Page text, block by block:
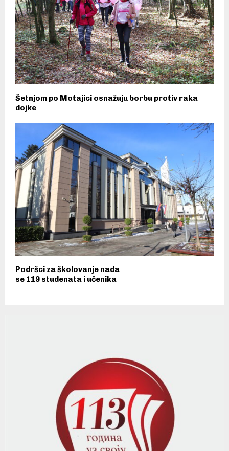
Šetnjom po Motajici osnažuju borbu protiv raka
dojke
Podršci za školovanje nada
se 119 studenata i učenika